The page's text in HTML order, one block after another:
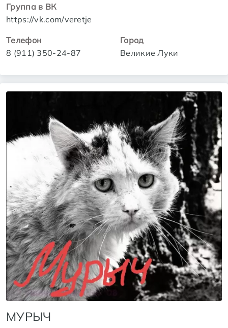
Группа в ВК
https://vk.com/veretje
Телефон
8 (911) 350-24-87
Город
Великие Луки
МУРЫЧ